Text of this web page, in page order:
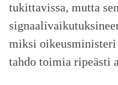
tukittavissa, mutta
miksi oikeusministeri
tahdo toimia ripeästi